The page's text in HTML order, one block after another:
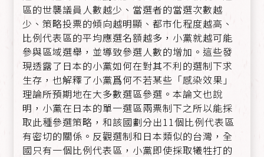
區的世襲議員人數越少、當選者的當選次數越
少、策略投票的傾向越明顯、都市化程度越高、
比例代表區的平均應選名額越多，小黨就越可能
參與區域選舉，並導致參選人數的增加。這些發
現透露了日本的小黨如何在對其不利的選制下求
生存，也解釋了小黨爲何不若某些「感染效果」
理論所預期地在大多數選區參選。本論文也說
明，小黨在日本的單一選區兩票制下之所以能採
取此種參選策略，和該國劃分出11個比例代表區
有密切的關係。反觀選制和日本類似的台灣，全
國只有一個比例代表區，小黨即使採取犧牲打的